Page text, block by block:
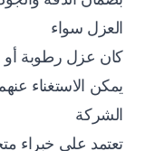
العزل سواء
كان عزل رطوبة أو
يمكن الاستغناء
الشركة
تعتمد على خبراء